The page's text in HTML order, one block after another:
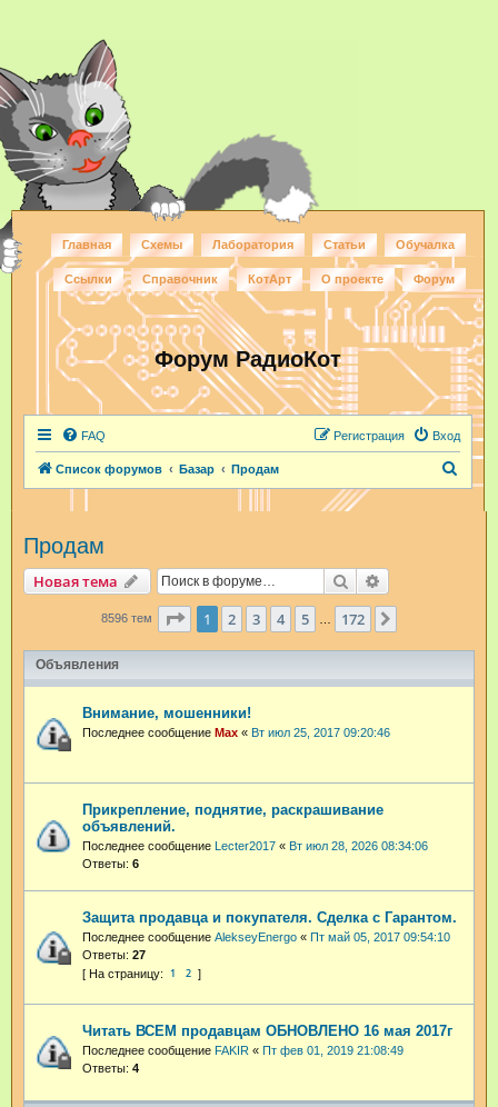
Главная Схемы Лаборатория Статьи Обучалка
Ссылки Справочник КотАрт О проекте Форум
Форум РадиоКот
FAQ Вход
Регистрация
Список форумов Базар Продам
Продам
Новая тема Поиск
8596 тем Страница из 172
1 2 3 4 5 172
Объявления
Внимание, мошенники!
Последнее сообщение Max « Вт июл 25, 2017 09:20:46
Прикрепление, поднятие, раскрашивание
объявлений.
Последнее сообщение Lecter2017 « Вт июл 28, 2026 08:34:06
Ответы: 6
Защита продавца и покупателя. Сделка с Гарантом.
Последнее сообщение AlekseyEnergo « Пт май 05, 2017 09:54:10
Ответы: 27
1 2
Читать ВСЕМ продавцам ОБНОВЛЕНО 16 мая 2017г
Последнее сообщение FAKIR « Пт фев 01, 2019 21:08:49
Ответы: 4